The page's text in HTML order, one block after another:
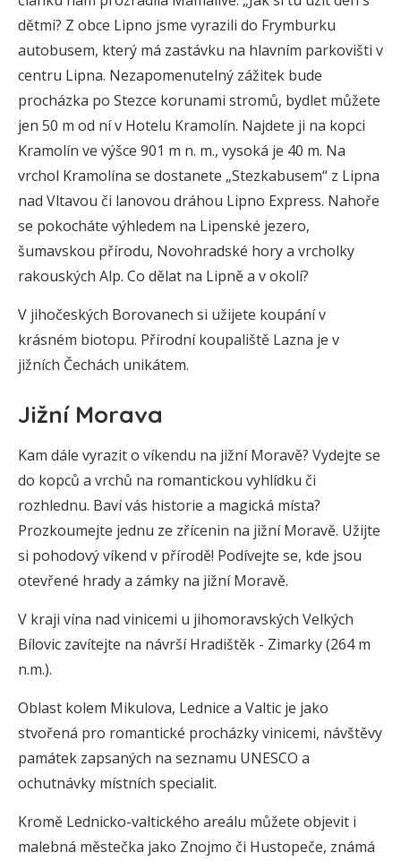
dětmi? Z obce Lipno jsme vyrazili do Frymburku
autobusem, který má zastávku na hlavním parkovišti v
centru Lipna. Nezapomenutelný zážitek bude
procházka po Stezce korunami stromů, bydlet můžete
jen 50 m od ní v Hotelu Kramolín. Najdete ji na kopci
Kramolín ve výšce 901 m n. m., vysoká je 40 m. Na
vrchol Kramolína se dostanete „Stezkabusem“ z Lipna
nad Vltavou či lanovou dráhou Lipno Express. Nahoře
se pokocháte výhledem na Lipenské jezero,
šumavskou přírodu, Novohradské hory a vrcholky
rakouských Alp. Co dělat na Lipně a v okolí?
V jihočeských Borovanech si užijete koupání v
krásném biotopu. Přírodní koupaliště Lazna je v
jižních Čechách unikátem.
Jižní Morava
Kam dále vyrazit o víkendu na jižní Moravě? Vydejte se
do kopců a vrchů na romantickou vyhlídku či
rozhlednu. Baví vás historie a magická místa?
Prozkoumejte jednu ze zřícenin na jižní Moravě. Užijte
si pohodový víkend v přírodě! Podívejte se, kde jsou
otevřené hrady a zámky na jižní Moravě.
V kraji vína nad vinicemi u jihomoravských Velkých
Bílovic zavítejte na návrší Hradištěk - Zimarky (264 m
n.m.).
Oblast kolem Mikulova, Lednice a Valtic je jako
stvořená pro romantické procházky vinicemi, návštěvy
památek zapsaných na seznamu UNESCO a
ochutnávky místních specialit.
Kromě Lednicko-valtického areálu můžete objevit i
malebná městečka jako Znojmo či Hustopeče, známá